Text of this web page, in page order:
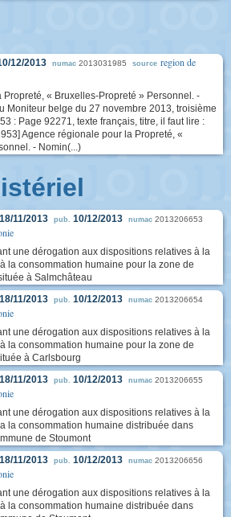
12/2013 numac 2013031985 source region de
« Bruxelles-Propreté » Personnel. -
Moniteur belge du 27 novembre 2013, troisième
: Page 92271, texte français, titre, il faut lire :
Agence régionale pour la Propreté, «
- Nomin(...)
18/11/2013 pub. 10/12/2013 numac 2013206653
une dérogation aux dispositions relatives à la
la consommation humaine pour la zone de
à Salmchâteau
18/11/2013 pub. 10/12/2013 numac 2013206654
une dérogation aux dispositions relatives à la
la consommation humaine pour la zone de
à Carlsbourg
18/11/2013 pub. 10/12/2013 numac 2013206655
une dérogation aux dispositions relatives à la
la consommation humaine distribuée dans
de Stoumont
18/11/2013 pub. 10/12/2013 numac 2013206656
une dérogation aux dispositions relatives à la
la consommation humaine distribuée dans